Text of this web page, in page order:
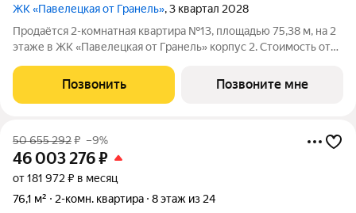
ЖК «Павелецкая от Гранель», 3 квартал 2028
Продаётся 2-комнатная квартира №13, площадью 75,38 м, на 2
этаже в ЖК «Павелецкая от Гранель» корпус 2. Стоимость от
окна во двор. «Павелецкая от Гранель» проект бизнес-класса в
историческом
Позвонить Позвоните мне
50 655 292₽ –9%
46 003 276₽
от 181 972 ₽ в месяц
76,1 м²
2-комн. квартира 8 этаж из 24